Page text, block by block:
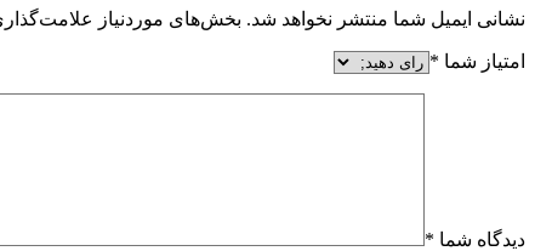
نشانی ایمیل شما منتشر نخواهد شد. بخش‌های موردنیاز
امتیاز شما *
دیدگاه شما *